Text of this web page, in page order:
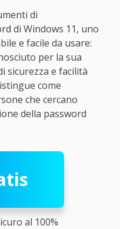
di
di Windows 11, uno
e facile da usare:
per la sua
sicurezza e facilità
come
che cercano
della password
al 100%